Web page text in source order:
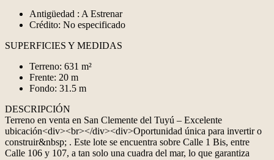
Antigüedad : A Estrenar
Crédito: No especificado
SUPERFICIES Y MEDIDAS
Terreno: 631 m²
Frente: 20 m
Fondo: 31.5 m
DESCRIPCIÓN
Terreno en venta en San Clemente del Tuyú – Excelente
ubicación<div><br></div><div>Oportunidad única para invertir o
construir&nbsp; . Este lote se encuentra sobre Calle 1 Bis, entre
Calle 106 y 107, a tan solo una cuadra del mar, lo que garantiza